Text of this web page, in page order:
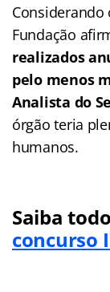
Considerando
Fundação
realizados
pelo menos
Analista do
órgão teria
humanos.
Saiba
concurso